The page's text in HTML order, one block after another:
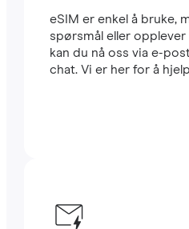
eSIM er enkel å bruke,
spørsmål eller
kan du nå oss via e-
chat. Vi er her for å